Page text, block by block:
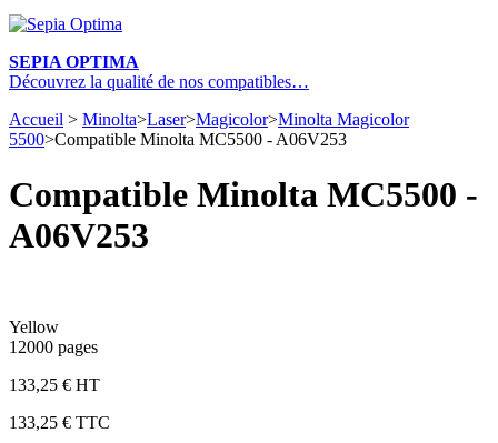
SEPIA OPTIMA
Découvrez la qualité de nos compatibles…
Accueil > Minolta>Laser>Magicolor>Minolta Magicolor
5500>Compatible Minolta MC5500 - A06V253
Compatible Minolta MC5500 -
A06V253
Yellow
12000 pages
133,25 € HT
133,25 € TTC